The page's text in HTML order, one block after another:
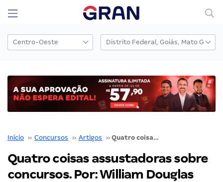
Início ›› Concursos ›› Artigos ›› Quatro coisas assustadoras sobre concursos. Por: William Douglas
Quatro coisas assustadoras sobre
concursos. Por: William Douglas